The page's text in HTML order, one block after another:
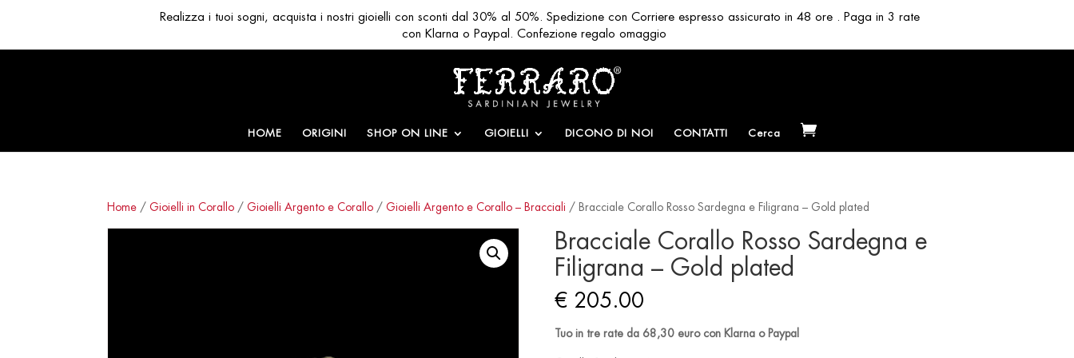
HOME ORIGINI SHOP ON LINE GIOIELLI DICONO DI NOI CONTATTI Cerca
Home /Gioielli in Corallo /Gioielli Argento e Corallo /Gioielli Argento e Corallo – Bracciali / Bracciale Corallo Rosso Sardegna e Filigrana – Gold plated
Bracciale Corallo Rosso Sardegna e
Filigrana – Gold plated
€205.00
Tuo in tre rate da 68,30 euro con Klarna o Paypal
Realizza i tuoi sogni, acquista i nostri gioielli con sconti dal 30% al 50%. Spedizione con Corriere espresso assicurato in 48 ore . Paga in 3 rate
con Klarna o Paypal. Confezione regalo omaggio